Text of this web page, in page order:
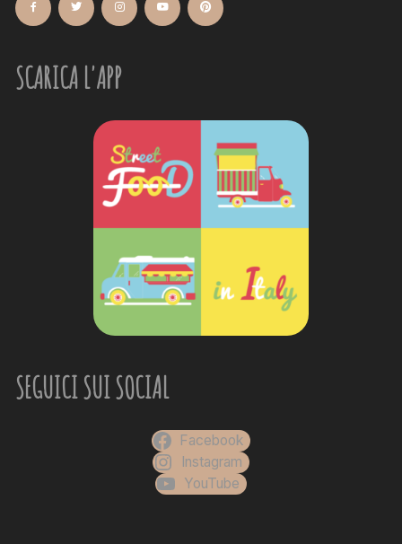
SCARICA L'APP
SEGUICI SUI SOCIAL
Facebook
Instagram
YouTube